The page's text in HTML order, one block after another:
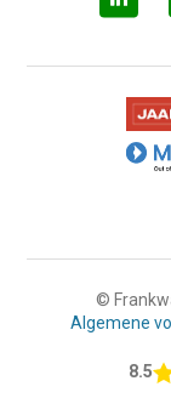
©
Algemene
8.5